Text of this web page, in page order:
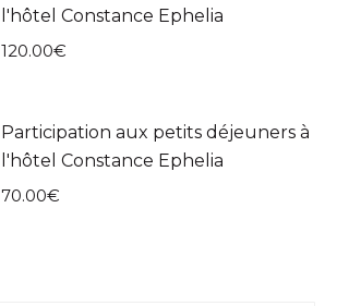
l'hôtel Constance Ephelia
120.00€
Participation aux petits déjeuners à
l'hôtel Constance Ephelia
70.00€